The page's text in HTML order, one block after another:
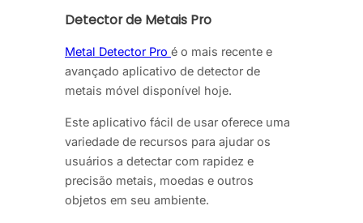
Detector de Metais Pro
Metal Detector Pro é o mais recente e
avançado aplicativo de detector de
metais móvel disponível hoje.
Este aplicativo fácil de usar oferece uma
variedade de recursos para ajudar os
usuários a detectar com rapidez e
precisão metais, moedas e outros
objetos em seu ambiente.